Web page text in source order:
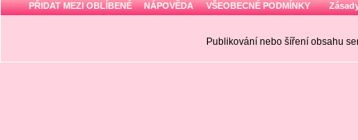
PŘIDAT MEZI OBLÍBENÉ NÁPOVĚDA VŠEOBECNÉ PODMÍNKY
Publikování nebo šíření obsahu